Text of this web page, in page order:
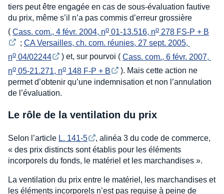
tiers peut être engagée en cas de sous-évaluation fautive
du prix, même s’il n’a pas commis d’erreur grossière
( Cass. com., 4 févr. 2004, no 01-13.516, no 278 FS-P + B
; CA Versailles, ch. com. réunies, 27 sept. 2005,
no 04/02244 ) et, sur pourvoi ( Cass. com., 6 févr. 2007,
no 05-21.271, no 148 F-P + B
). Mais cette action ne
permet d’obtenir qu’une indemnisation et non l’annulation
de l’évaluation.
Le rôle de la ventilation du prix
Selon l’article L. 141-5
, alinéa 3 du code de commerce,
« des prix distincts sont établis pour les éléments
incorporels du fonds, le matériel et les marchandises ».
La ventilation du prix entre le matériel, les marchandises et
les éléments incorporels n’est pas requise à peine de